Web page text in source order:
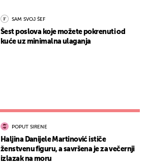
SAM SVOJ ŠEF
Šest poslova koje možete pokrenuti od
kuće uz minimalna ulaganja
POPUT SIRENE
Haljina Danijele Martinović ističe
ženstvenu figuru, a savršena je za večernji
izlazak na moru